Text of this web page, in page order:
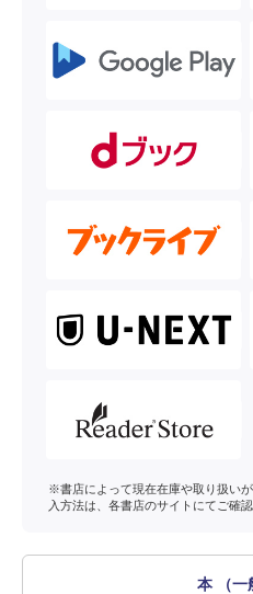
※書店によって現在在庫や取り扱い
入方法は、各書店のサイトにてご確認
本 （一